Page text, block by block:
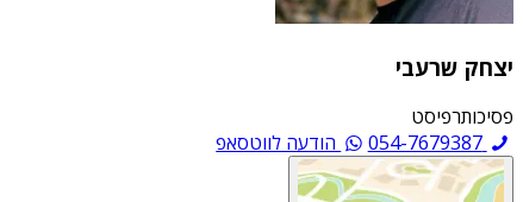
יצחק שרעבי
פסיכותרפיסט
054-7679387
הודעה לווטסאפ